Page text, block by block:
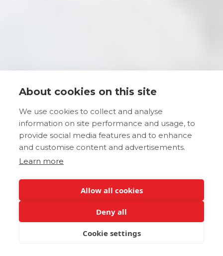
About cookies on this site
We use cookies to collect and analyse
information on site performance and usage, to
provide social media features and to enhance
and customise content and advertisements.
Learn more
Allow all cookies
Deny all
Cookie settings